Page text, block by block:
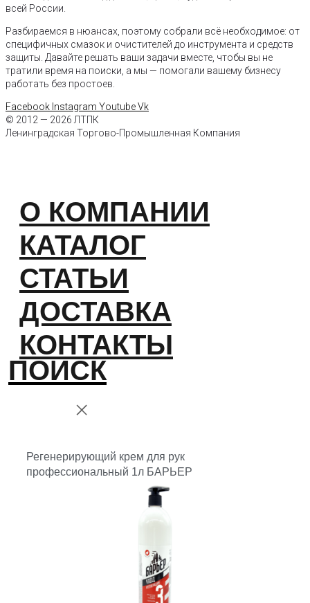
всей России.
Разбираемся в нюансах, поэтому собрали всё необходимое: от
специфичных смазок и очистителей до инструмента и средств
защиты. Давайте решать ваши задачи вместе, чтобы вы не
тратили время на поиски, а мы — помогали вашему бизнесу
работать без простоев.
Facebook Instagram YoutubeVk
© 2012 — 2026 ЛТПК
Ленинградская Торгово-Промышленная Компания
О КОМПАНИИ
КАТАЛОГ
СТАТЬИ
ДОСТАВКА
КОНТАКТЫ
ПОИСК
Регенерирующий крем для рук
профессиональный 1л БАРЬЕР